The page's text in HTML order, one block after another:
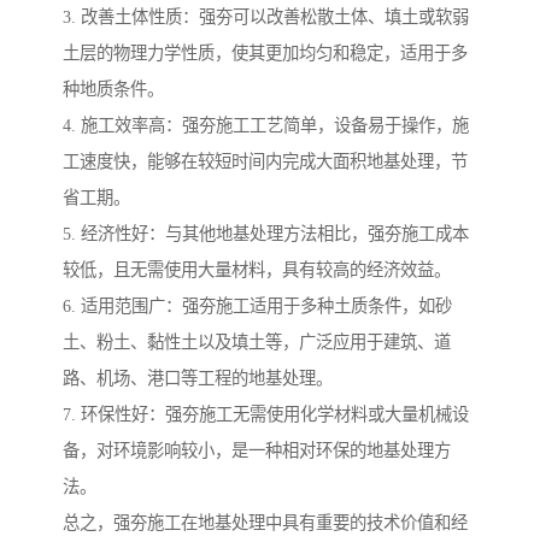
3. 改善土体性质：强夯可以改善松散土体、填土或软弱
土层的物理力学性质，使其更加均匀和稳定，适用于多
种地质条件。
4. 施工效率高：强夯施工工艺简单，设备易于操作，施
工速度快，能够在较短时间内完成大面积地基处理，节
省工期。
5. 经济性好：与其他地基处理方法相比，强夯施工成本
较低，且无需使用大量材料，具有较高的经济效益。
6. 适用范围广：强夯施工适用于多种土质条件，如砂
土、粉土、黏性土以及填土等，广泛应用于建筑、道
路、机场、港口等工程的地基处理。
7. 环保性好：强夯施工无需使用化学材料或大量机械设
备，对环境影响较小，是一种相对环保的地基处理方
法。
总之，强夯施工在地基处理中具有重要的技术价值和经